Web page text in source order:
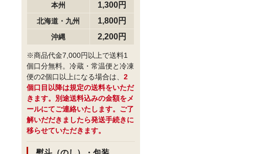
本州 1,300円
北海道・九州 1,800円
沖縄 2,200円
※商品代金7,000円以上で送料1
個口分無料。冷蔵・常温便と冷凍
便の2個口以上になる場合は、 2
個口目以降は規定の送料をいただ
きます。別途送料込みの金額をメ
ールにてご連絡いたします。ご了
解いだだきましたら発送手続きに
移らせていただきます。